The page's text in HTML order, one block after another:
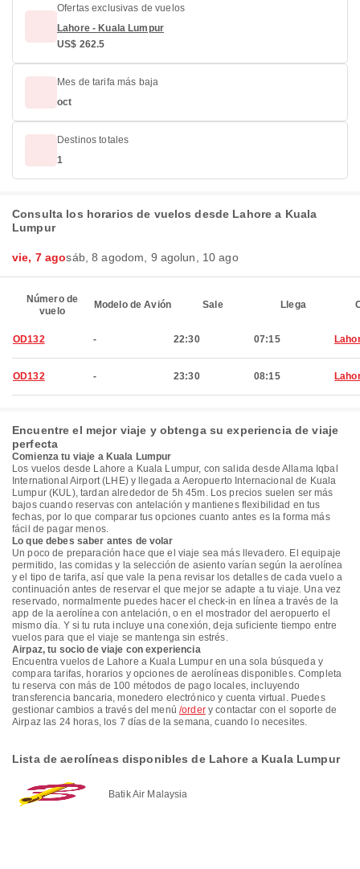
Ofertas exclusivas de vuelos
Lahore - Kuala Lumpur
US$ 262.5
Mes de tarifa más baja
oct
Destinos totales
1
Consulta los horarios de vuelos desde Lahore a Kuala
Lumpur
vie, 7 agosáb, 8 agodom, 9 agolun, 10 ago
Número de
vuelo
Modelo de Avión Sale Llega
OD132 - 22:30 07:15
OD132 - 23:30 08:15
Encuentre el mejor viaje y obtenga su experiencia de viaje
perfecta
Comienza tu viaje a Kuala Lumpur
Los vuelos desde Lahore a Kuala Lumpur, con salida desde Allama Iqbal
International Airport (LHE) y llegada a Aeropuerto Internacional de Kuala
Lumpur (KUL), tardan alrededor de 5h 45m. Los precios suelen ser más
bajos cuando reservas con antelación y mantienes flexibilidad en tus
fechas, por lo que comparar tus opciones cuanto antes es la forma más
fácil de pagar menos.
Lo que debes saber antes de volar
Un poco de preparación hace que el viaje sea más llevadero. El equipaje
permitido, las comidas y la selección de asiento varían según la aerolínea
y el tipo de tarifa, así que vale la pena revisar los detalles de cada vuelo a
continuación antes de reservar el que mejor se adapte a tu viaje. Una vez
reservado, normalmente puedes hacer el check-in en línea a través de la
app de la aerolínea con antelación, o en el mostrador del aeropuerto el
mismo día. Y si tu ruta incluye una conexión, deja suficiente tiempo entre
vuelos para que el viaje se mantenga sin estrés.
Airpaz, tu socio de viaje con experiencia
Encuentra vuelos de Lahore a Kuala Lumpur en una sola búsqueda y
compara tarifas, horarios y opciones de aerolíneas disponibles. Completa
tu reserva con más de 100 métodos de pago locales, incluyendo
transferencia bancaria, monedero electrónico y cuenta virtual. Puedes
gestionar cambios a través del menú/ordery contactar con el soporte de
Airpaz las 24 horas, los 7 días de la semana, cuando lo necesites.
Lista de aerolíneas disponibles de Lahore a Kuala Lumpur
Batik Air Malaysia